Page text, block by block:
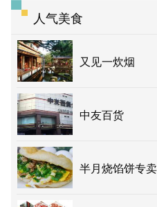
人气美食
又见一炊烟
中友百货
半月烧馅饼专